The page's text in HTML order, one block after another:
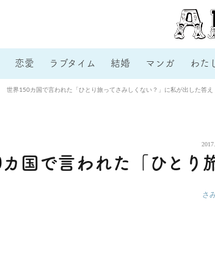
恋愛 ラブタイム 結婚 マンガ わた
世界150カ国で言われた「ひとり旅ってさみしくない？」に私が出した答え
国で言われた「ひとり
さ